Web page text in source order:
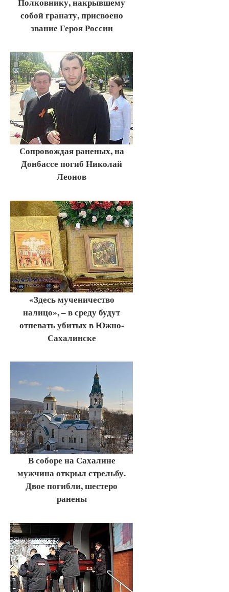
собой гранату, присвоено
звание Героя России
Сопровождая раненых, на
Донбассе погиб Николай
Леонов
«Здесь мученичество
налицо», – в среду будут
отпевать убитых в Южно-
Сахалинске
В соборе на Сахалине
мужчина открыл стрельбу.
Двое погибли, шестеро
ранены